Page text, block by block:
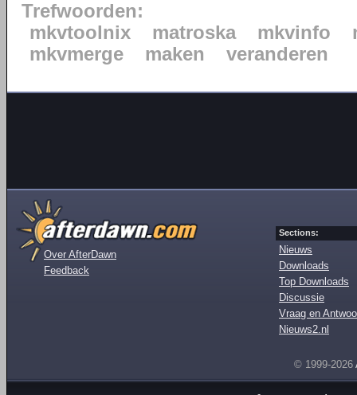
Trefwoorden:
mkvtoolnix
matroska mkvinfo
mkvmerge
maken veranderen
Over AfterDawn
Feedback
Sections:
Nieuws
Downloads
Top Downloads
Discussie
Vraag en
Nieuws2.nl
© 1999-2026